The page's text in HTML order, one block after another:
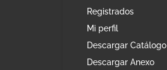
Registrados
Mi perfil
Descargar Catálogo
Descargar Anexo